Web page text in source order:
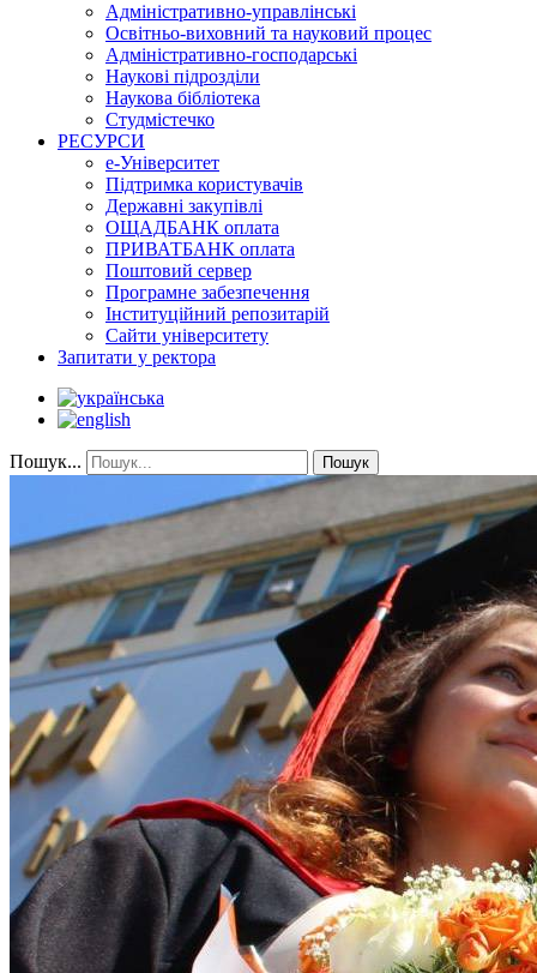
Адміністративно-управлінські
Освітньо-виховний та науковий процес
Адміністративно-господарські
Наукові підрозділи
Наукова бібліотека
Студмістечко
РЕСУРСИ
е-Університет
Підтримка користувачів
Державні закупівлі
ОЩАДБАНК оплата
ПРИВАТБАНК оплата
Поштовий сервер
Програмне забезпечення
Інституційний репозитарій
Сайти університету
Запитати у ректора
Пошук... Пошук